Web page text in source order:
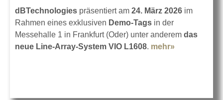
dBTechnologies präsentiert am 24. März 2026 im
Rahmen eines exklusiven Demo-Tags in der
Messehalle 1 in Frankfurt (Oder) unter anderem das
neue Line-Array-System VIO L1608. mehr»